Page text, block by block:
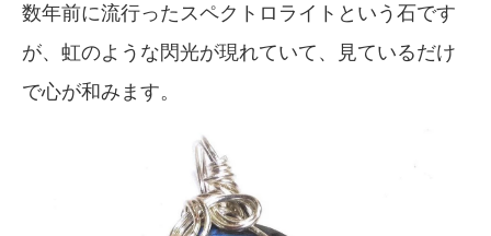
数年前に流行ったスペクトロライトという石です
が、虹のような閃光が現れていて、見ているだけ
で心が和みます。